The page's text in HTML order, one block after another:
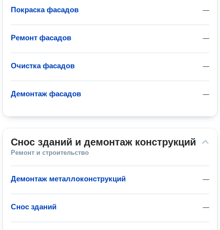
—
Покраска фасадов
—
Ремонт фасадов
—
Очистка фасадов
—
Демонтаж фасадов
Снос зданий и демонтаж конструкций
Ремонт и строительство
—
Демонтаж металлоконструкций
—
Снос зданий